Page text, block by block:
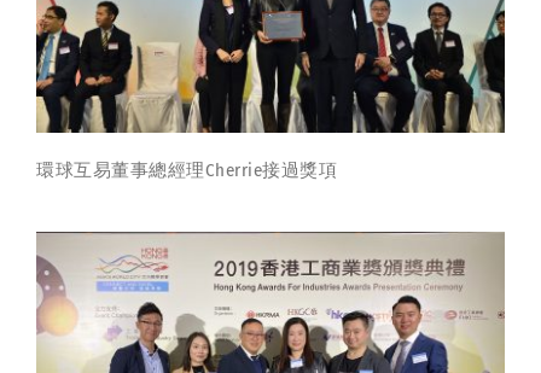
環球互易董事總經理Cherrie接過獎項